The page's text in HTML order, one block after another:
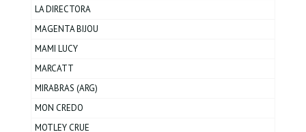
LA DIRECTORA
MAGENTA BIJOU
MAMI LUCY
MARCATT
MIRABRAS (ARG)
MON CREDO
MOTLEY CRUE